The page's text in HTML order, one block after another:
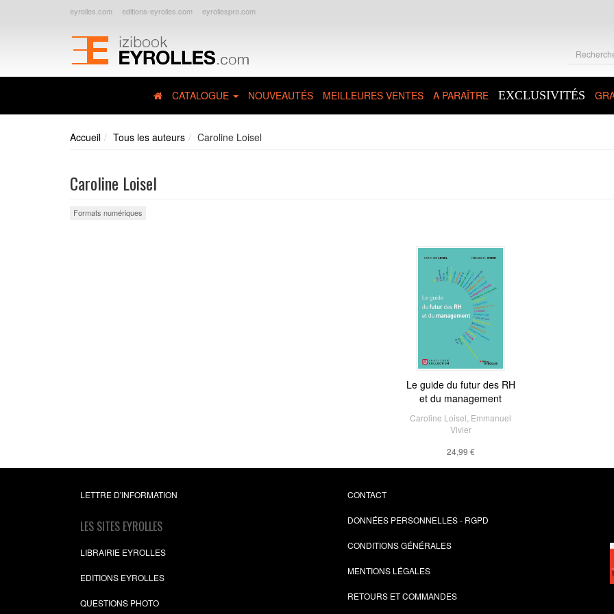
eyrolles.com editions-eyrolles.com eyrollespro.com
CATALOGUE NOUVEAUTÉS MEILLEURES VENTES A PARAÎTRE EXCLUSIVITÉS
Accueil Tous les auteurs Caroline Loisel
Caroline Loisel
Formats numériques
Le guide du futur des RH
et du management
Caroline Loisel Emmanuel
Vivier
24,99 €
LETTRE D'INFORMATION
LES SITES EYROLLES
LIBRAIRIE EYROLLES
EDITIONS EYROLLES
QUESTIONS PHOTO
CONTACT
DONNÉES PERSONNELLES - RGPD
CONDITIONS GÉNÉRALES
MENTIONS LÉGALES
RETOURS ET COMMANDES